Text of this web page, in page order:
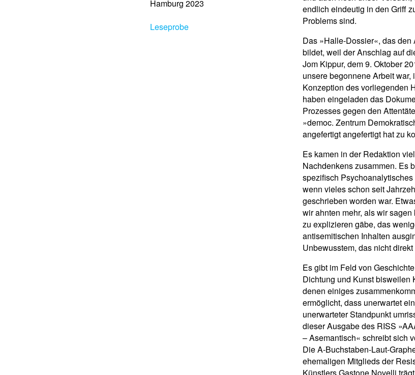
endlich eindeutig in den Griff
Problems sind.
Das »Halle-Dossier«, das den
bildet, weil der Anschlag auf
Jom Kippur, dem 9. Oktober
unsere begonnene Arbeit war,
Konzeption des vorliegenden
haben eingeladen das
Prozesses gegen den
»democ. Zentrum
angefertigt angefertigt hat zu
Es kamen in der Redaktion
Nachdenkens zusammen. Es
spezifisch
wenn vieles schon seit
geschrieben worden war.
wir ahnten mehr, als wir
zu explizieren gäbe, das
antisemitischen Inhalten
Unbewusstem, das nicht
Es gibt im Feld von
Dichtung und Kunst bisweilen
denen einiges
ermöglicht, dass unerwartet
unerwarteter Standpunkt
dieser Ausgabe des RISS
– Asemantisch« schreibt sich
Die A-Buchstaben-Laut-
ehemaligen Mitglieds der
Hamburg 2023
Leseprobe